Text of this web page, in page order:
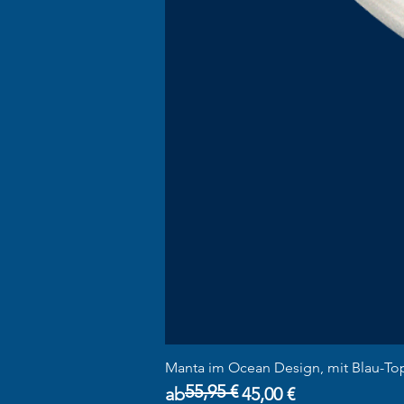
Manta im Ocean Design, mit Blau-
ab
Standardpreis
55,95 €45,00 €
Sale-Preis